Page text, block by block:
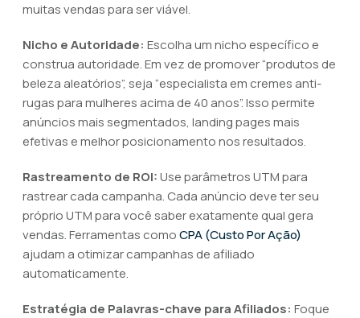
muitas vendas para ser viável.
Nicho e Autoridade: Escolha um nicho específico e
construa autoridade. Em vez de promover “produtos de
beleza aleatórios”, seja “especialista em cremes anti-
rugas para mulheres acima de 40 anos”. Isso permite
anúncios mais segmentados, landing pages mais
efetivas e melhor posicionamento nos resultados.
Rastreamento de ROI:Use parâmetros UTM para
rastrear cada campanha. Cada anúncio deve ter seu
próprio UTM para você saber exatamente qual gera
vendas. Ferramentas comoCPA (Custo Por Ação)
ajudam a otimizar campanhas de afiliado
automaticamente.
Estratégia de Palavras-chave para Afiliados: Foque